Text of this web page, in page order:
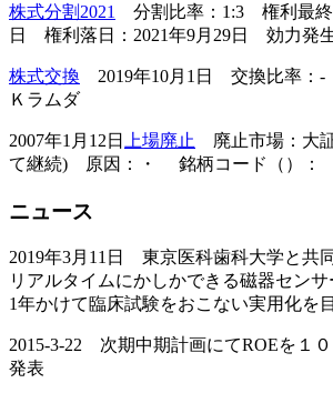
株式分割2021
分割比率：1:3 権利最終
日 権利落日：2021年9月29日 効力発生
株式交換 2019年10月1日 交換比率：-
Ｋラムダ
2007年1月12日 上場廃止
廃止市場：大
て継続) 原因：・ 銘柄コード（）：
ニュース
2019年3月11日 東京医科歯科大学と共
リアルタイムにかしかできる磁器セン
1年かけて臨床試験をおこない実用化を
2015-3-22 次期中期計画にてROEを１
発表